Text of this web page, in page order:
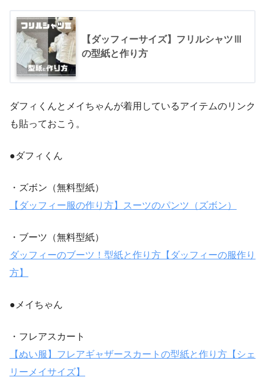
【ダッフィーサイズ】フリルシャツⅢ
の型紙と作り方
ダフィくんとメイちゃんが着用しているアイテムのリンク
も貼っておこう。
●ダフィくん
・ズボン（無料型紙）
【ダッフィー服の作り方】スーツのパンツ（ズボン）
・ブーツ（無料型紙）
ダッフィーのブーツ！型紙と作り方【ダッフィーの服作り
方】
●メイちゃん
・フレアスカート
【ぬい服】フレアギャザースカートの型紙と作り方【シェ
リーメイサイズ】